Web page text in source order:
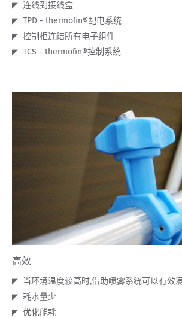
连线到接线盒
TPD - thermofin®配电系统
控制柜连结所有电子组件
TCS - thermofin®控制系统
高效
当环境温度较高时,借助喷雾系统可以有效
耗水量少
优化能耗